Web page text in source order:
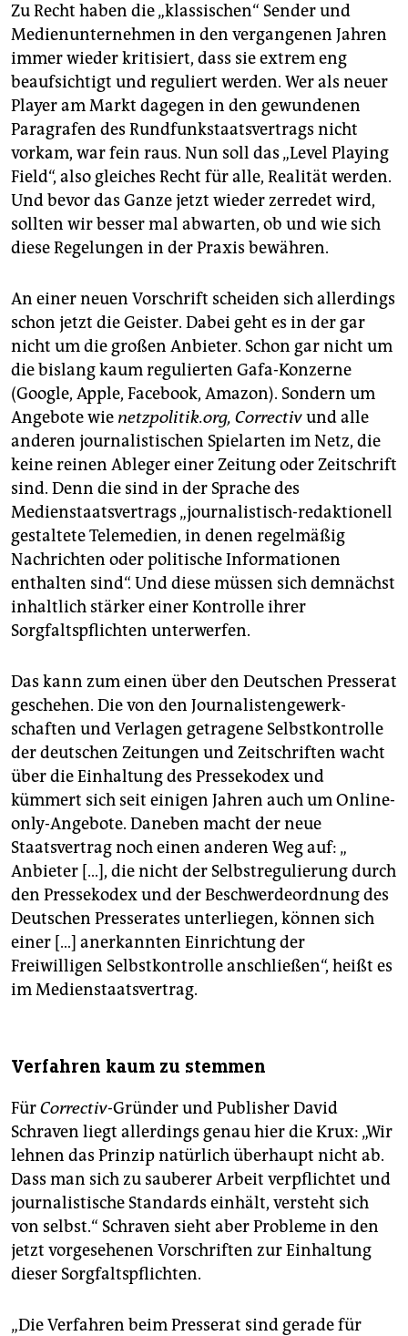
Zu Recht haben die „klassischen“ Sender und
Medienunternehmen in den vergangenen Jahren
immer wieder kritisiert, dass sie extrem eng
beaufsichtigt und reguliert werden. Wer als neuer
Player am Markt dagegen in den gewundenen
Paragrafen des Rundfunkstaatsvertrags nicht
vorkam, war fein raus. Nun soll das „Level Playing
Field“, also gleiches Recht für alle, Realität werden.
Und bevor das Ganze jetzt wieder zerredet wird,
sollten wir besser mal abwarten, ob und wie sich
diese Regelungen in der Praxis bewähren.
An einer neuen Vorschrift scheiden sich allerdings
schon jetzt die Geister. Dabei geht es in der gar
nicht um die großen Anbieter. Schon gar nicht um
die bislang kaum regulierten Gafa-Konzerne
(Google, Apple, Facebook, Amazon). Sondern um
Angebote wie netzpolitik.org, Correctivund alle
anderen journalistischen Spielarten im Netz, die
keine reinen Ableger einer Zeitung oder Zeitschrift
sind. Denn die sind in der Sprache des
Medienstaatsvertrags „journalistisch-redaktionell
gestaltete Telemedien, in denen regelmäßig
Nachrichten oder politische Informationen
enthalten sind“. Und diese müssen sich demnächst
inhaltlich stärker einer Kontrolle ihrer
Sorgfaltspflichten unterwerfen.
Das kann zum einen über den Deutschen Presserat
geschehen. Die von den Journalistengewerk­
schaften und Verlagen getragene Selbstkontrolle
der deutschen Zeitungen und Zeitschriften wacht
über die Einhaltung des Pressekodex und
kümmert sich seit einigen Jahren auch um Online-
only-Angebote. Daneben macht der neue
Staatsvertrag noch einen anderen Weg auf: „
Anbieter […], die nicht der Selbstregulierung durch
den Pressekodex und der Beschwerdeordnung des
Deutschen Presserates unterliegen, können sich
einer […] anerkannten Einrichtung der
Freiwilligen Selbstkontrolle anschließen“, heißt es
im Medienstaatsvertrag.
Verfahren kaum zu stemmen
FürCorrectiv-Gründer und Publisher David
Schraven liegt allerdings genau hier die Krux: „Wir
lehnen das Prinzip natürlich überhaupt nicht ab.
Dass man sich zu sauberer Arbeit verpflichtet und
journalistische Standards einhält, versteht sich
von selbst.“ Schraven sieht aber Probleme in den
jetzt vorgesehenen Vorschriften zur Einhaltung
dieser Sorgfaltspflichten.
„Die Verfahren beim Presserat sind gerade für